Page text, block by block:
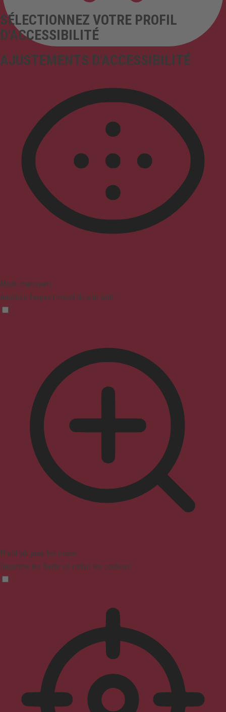
AJUSTEMENTS D'ACCESSIBILITÉ
SÉLECTIONNEZ VOTRE PROFIL
D'ACCESSIBILITÉ
Mode malvoyant
Améliore l'aspect visuel du site web
Profil sûr pour les crises
Supprime les flashs et réduit les couleurs